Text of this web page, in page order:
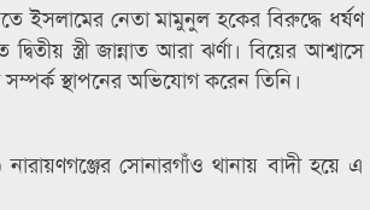
ইসলামের নেতা মামুনুল হকের বিরুদ্ধে ধর্ষণ
স্ত্রী জান্নাত আরা ঝর্ণা। বিয়ের আশ্বাসে
স্থাপনের অভিযোগ করেন তিনি।
সোনারগাঁও থানায় বাদী হয়ে এ